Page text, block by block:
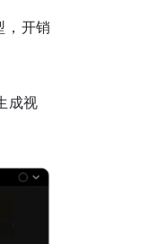
，开销
成视